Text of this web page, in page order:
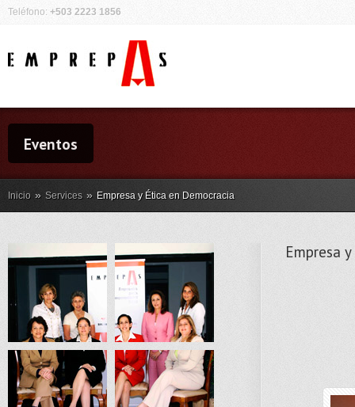
Teléfono: +503 2223 1856
Eventos
Inicio » Services » Empresa y Ética en Democracia
Empresa